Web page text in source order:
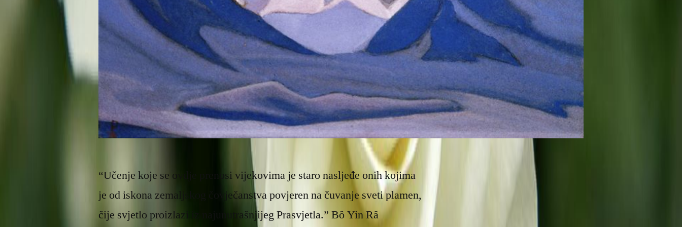
“Učenje koje se ovdje prenosi vijekovima je staro nasljeđe onih kojima
je od iskona zemaljskog čovječanstva povjeren na čuvanje sveti plamen,
čije svjetlo proizlazi iz najunutrašnjijeg Prasvjetla.” Bô Yin Râ